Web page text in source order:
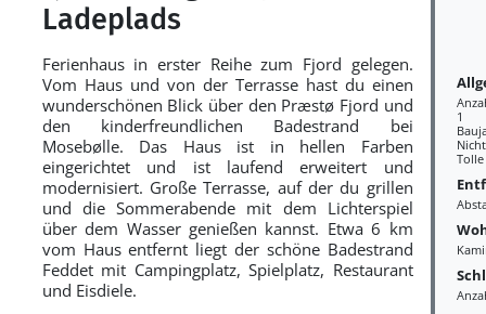
1
Ladeplads
Ferienhaus in erster Reihe zum Fjord gelegen.
Vom Haus und von der Terrasse hast du einen
wunderschönen Blick über den Præstø Fjord und
den kinderfreundlichen Badestrand bei
Mosebølle. Das Haus ist in hellen Farben
eingerichtet und ist laufend erweitert und
modernisiert. Große Terrasse, auf der du grillen
und die Sommerabende mit dem Lichterspiel
über dem Wasser genießen kannst. Etwa 6 km
vom Haus entfernt liegt der schöne Badestrand
Feddet mit Campingplatz, Spielplatz, Restaurant
und Eisdiele.